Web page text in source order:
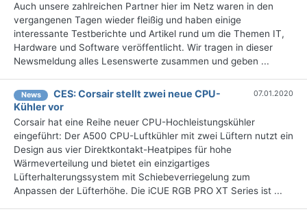
Auch unsere zahlreichen Partner hier im Netz waren in den
vergangenen Tagen wieder fleißig und haben einige
interessante Testberichte und Artikel rund um die Themen IT,
Hardware und Software veröffentlicht. Wir tragen in dieser
Newsmeldung alles Lesenswerte zusammen und geben ...
News
CES: Corsair stellt zwei neue CPU-
Kühler vor
07.01.2020
Corsair hat eine Reihe neuer CPU-Hochleistungskühler
eingeführt: Der A500 CPU-Luftkühler mit zwei Lüftern nutzt ein
Design aus vier Direktkontakt-Heatpipes für hohe
Wärmeverteilung und bietet ein einzigartiges
Lüfterhalterungssystem mit Schiebeverriegelung zum
Anpassen der Lüfterhöhe. Die iCUE RGB PRO XT Series ist ...